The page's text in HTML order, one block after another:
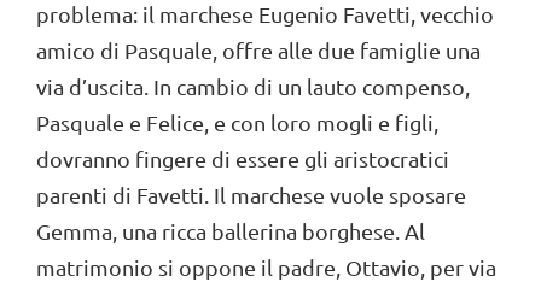
problema: il marchese Eugenio Favetti, vecchio
amico di Pasquale, offre alle due famiglie una
via d’uscita. In cambio di un lauto compenso,
Pasquale e Felice, e con loro mogli e figli,
dovranno fingere di essere gli aristocratici
parenti di Favetti. Il marchese vuole sposare
Gemma, una ricca ballerina borghese. Al
matrimonio si oppone il padre, Ottavio, per via